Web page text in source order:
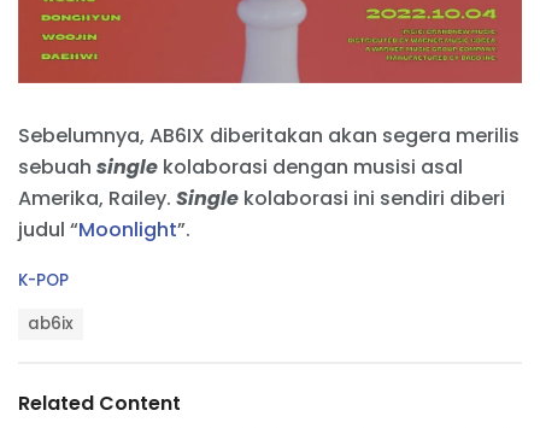
Sebelumnya, AB6IX diberitakan akan segera merilis
sebuah single kolaborasi dengan musisi asal
Amerika, Railey. Single kolaborasi ini sendiri diberi
judul “Moonlight”.
C
r
K-POP
:
ab6ix
Related Content